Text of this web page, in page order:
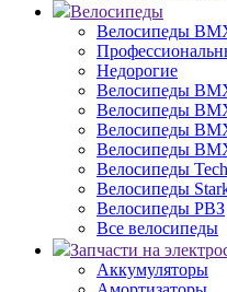
Велосипеды
Велосипеды
Недорогие
Велосипеды
Велосипеды
Велосипеды
Велосипеды
Велосипеды
Велосипеды
Велосипеды РВЗ
Все велосипеды
Запчасти на
Аккумуляторы